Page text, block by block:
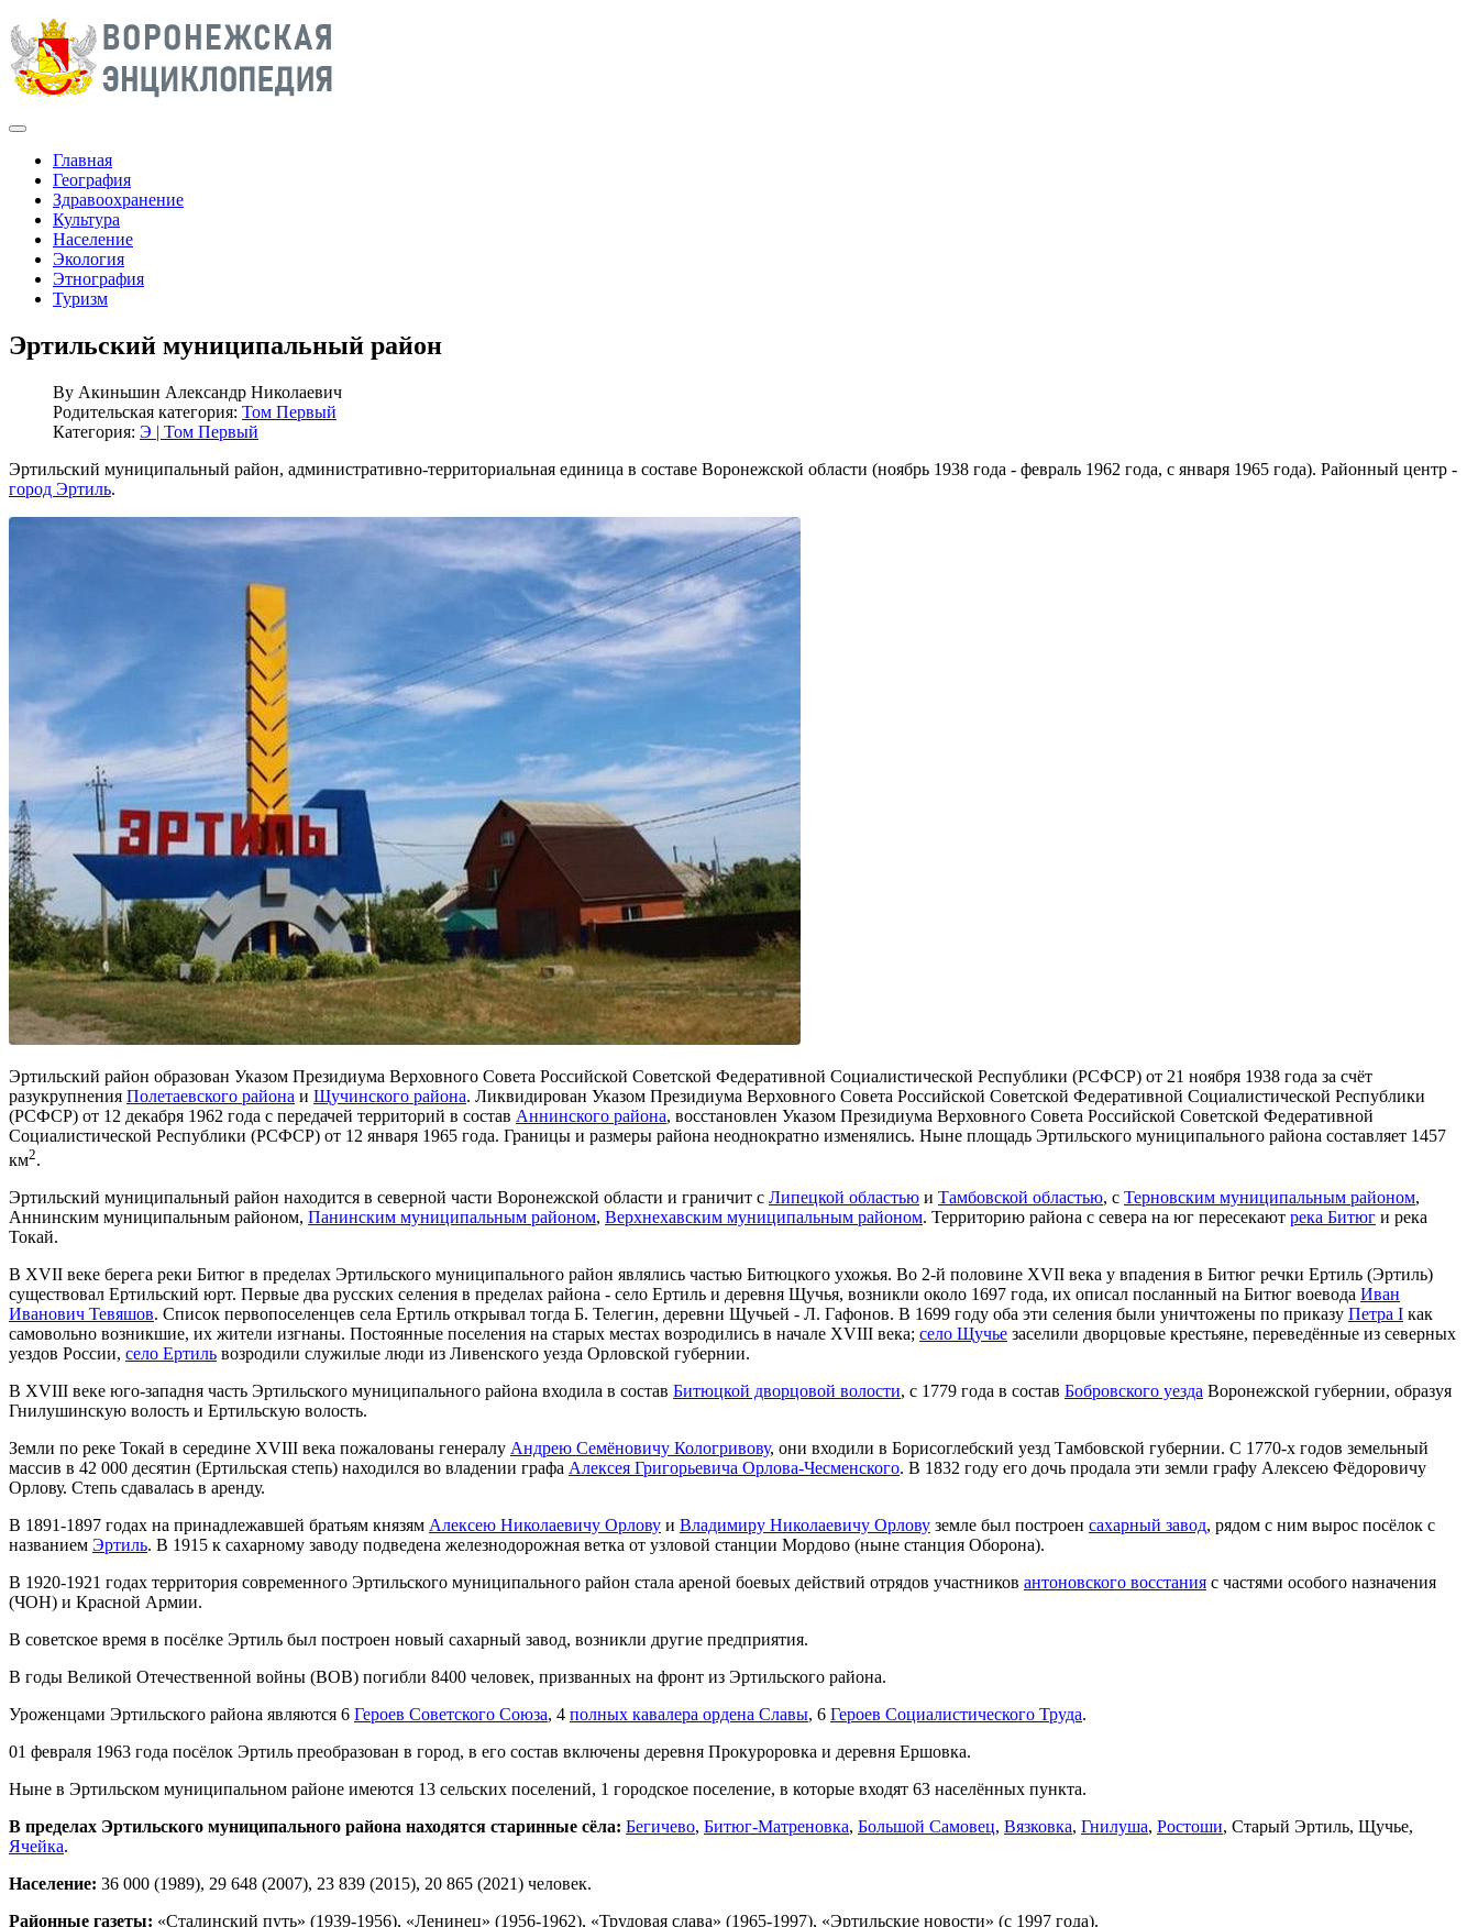
Главная
География
Здравоохранение
Культура
Население
Экология
Этнография
Туризм
Эртильский муниципальный район
By Акиньшин Александр Николаевич
Родительская категория: Том Первый
Категория: Э | Том Первый
Эртильский муниципальный район, административно-территориальная единица в составе Воронежской области (ноябрь 1938 года - февраль 1962 года, с января 1965 года). Районный центр -
город Эртиль.
Эртильский район образован Указом Президиума Верховного Совета Российской Советской Федеративной Социалистической Республики (РСФСР) от 21 ноября 1938 года за счёт
разукрупнения Полетаевского района и Щучинского района. Ликвидирован Указом Президиума Верховного Совета Российской Советской Федеративной Социалистической Республики
(РСФСР) от 12 декабря 1962 года с передачей территорий в состав Аннинского района, восстановлен Указом Президиума Верховного Совета Российской Советской Федеративной
Социалистической Республики (РСФСР) от 12 января 1965 года. Границы и размеры района неоднократно изменялись. Ныне площадь Эртильского муниципального района составляет 1457
км2.
Эртильский муниципальный район находится в северной части Воронежской области и граничит с Липецкой областью и Тамбовской областью, с Терновским муниципальным районом,
Аннинским муниципальным районом, Панинским муниципальным районом, Верхнехавским муниципальным районом. Территорию района с севера на юг пересекают река Битюг и река
Токай.
В XVII веке берега реки Битюг в пределах Эртильского муниципального район являлись частью Битюцкого ухожья. Во 2-й половине XVII века у впадения в Битюг речки Ертиль (Эртиль)
существовал Ертильский юрт. Первые два русских селения в пределах района - село Ертиль и деревня Щучья, возникли около 1697 года, их описал посланный на Битюг воевода Иван
Иванович Тевяшов. Список первопоселенцев села Ертиль открывал тогда Б. Телегин, деревни Щучьей - Л. Гафонов. В 1699 году оба эти селения были уничтожены по приказу Петра I как
самовольно возникшие, их жители изгнаны. Постоянные поселения на старых местах возродились в начале XVIII века; село Щучье заселили дворцовые крестьяне, переведённые из северных
уездов России, село Ертиль возродили служилые люди из Ливенского уезда Орловской губернии.
В XVIII веке юго-западня часть Эртильского муниципального района входила в состав Битюцкой дворцовой волости, с 1779 года в состав Бобровского уезда Воронежской губернии, образуя
Гнилушинскую волость и Ертильскую волость.
Земли по реке Токай в середине XVIII века пожалованы генералу Андрею Семёновичу Кологривову, они входили в Борисоглебский уезд Тамбовской губернии. С 1770-х годов земельный
массив в 42 000 десятин (Ертильская степь) находился во владении графа Алексея Григорьевича Орлова-Чесменского. В 1832 году его дочь продала эти земли графу Алексею Фёдоровичу
Орлову. Степь сдавалась в аренду.
В 1891-1897 годах на принадлежавшей братьям князям Алексею Николаевичу Орлову и Владимиру Николаевичу Орлову земле был построен сахарный завод, рядом с ним вырос посёлок с
названием Эртиль. В 1915 к сахарному заводу подведена железнодорожная ветка от узловой станции Мордово (ныне станция Оборона).
В 1920-1921 годах территория современного Эртильского муниципального район стала ареной боевых действий отрядов участников антоновского восстания с частями особого назначения
(ЧОН) и Красной Армии.
В советское время в посёлке Эртиль был построен новый сахарный завод, возникли другие предприятия.
В годы Великой Отечественной войны (ВОВ) погибли 8400 человек, призванных на фронт из Эртильского района.
Уроженцами Эртильского района являются 6 Героев Советского Союза, 4 полных кавалера ордена Славы, 6 Героев Социалистического Труда.
01 февраля 1963 года посёлок Эртиль преобразован в город, в его состав включены деревня Прокуроровка и деревня Ершовка.
Ныне в Эртильском муниципальном районе имеются 13 сельских поселений, 1 городское поселение, в которые входят 63 населённых пункта.
В пределах Эртильского муниципального района находятся старинные сёла: Бегичево, Битюг-Матреновка, Большой Самовец, Вязковка, Гнилуша, Ростоши, Старый Эртиль, Щучье,
Ячейка.
Население: 36 000 (1989), 29 648 (2007), 23 839 (2015), 20 865 (2021) человек.
Районные газеты: «Сталинский путь» (1939-1956), «Ленинец» (1956-1962), «Трудовая слава» (1965-1997), «Эртильские новости» (с 1997 года).